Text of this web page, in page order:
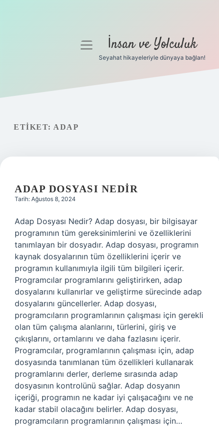
Gizlilik Politikası
menüyü İnsan ve Yolculuk
Seyahat hikayeleriyle dünyaya bağlan!
ETIKET: ADAP
ADAP DOSYASI NEDIR
Tarih: Ağustos 8, 2024
Adap Dosyası Nedir? Adap dosyası, bir bilgisayar
programının tüm gereksinimlerini ve özelliklerini
tanımlayan bir dosyadır. Adap dosyası, programın
kaynak dosyalarının tüm özelliklerini içerir ve
programın kullanımıyla ilgili tüm bilgileri içerir.
Programcılar programlarını geliştirirken, adap
dosyalarını kullanırlar ve geliştirme sürecinde adap
dosyalarını güncellerler. Adap dosyası,
programcıların programlarının çalışması için gerekli
olan tüm çalışma alanlarını, türlerini, giriş ve
çıkışlarını, ortamlarını ve daha fazlasını içerir.
Programcılar, programlarının çalışması için, adap
dosyasında tanımlanan tüm özellikleri kullanarak
programlarını derler, derleme sırasında adap
dosyasının kontrolünü sağlar. Adap dosyanın
içeriği, programın ne kadar iyi çalışacağını ve ne
kadar stabil olacağını belirler. Adap dosyası,
programcıların programlarının çalışması için…